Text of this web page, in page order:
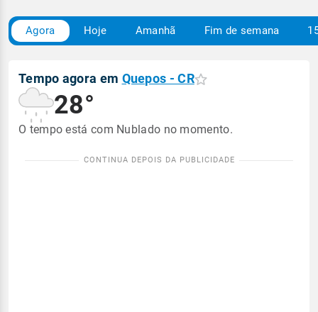
Agora Hoje Amanhã Fim de semana
Tempo agora em Quepos - CR
28°
O tempo está com Nublado no momento.